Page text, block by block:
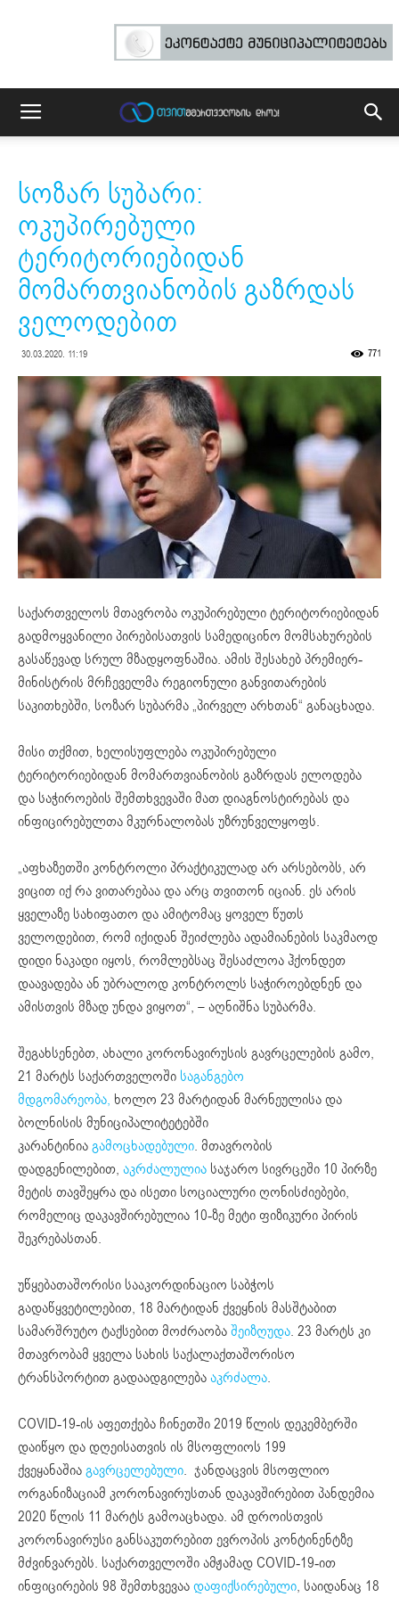
სოზარ სუბარი:
ოკუპირებული
ტერიტორიებიდან
მომართვიანობის გაზრდას
ველოდებით
30.03.2020. 11:19 771
საქართველოს მთავრობა ოკუპირებული ტერიტორიებიდან
გადმოყვანილი პირებისათვის სამედიცინო მომსახურების
გასაწევად სრულ მზადყოფნაშია. ამის შესახებ პრემიერ-
მინისტრის მრჩეველმა რეგიონული განვითარების
საკითხებში, სოზარ სუბარმა „პირველ არხთან“ განაცხადა.
მისი თქმით, ხელისუფლება ოკუპირებული
ტერიტორიებიდან მომართვიანობის გაზრდას ელოდება
და საჭიროების შემთხვევაში მათ დიაგნოსტირებას და
ინფიცირებულთა მკურნალობას უზრუნველყოფს.
„აფხაზეთში კონტროლი პრაქტიკულად არ არსებობს, არ
ვიცით იქ რა ვითარებაა და არც თვითონ იციან. ეს არის
ყველაზე სახიფათო და ამიტომაც ყოველ წუთს
ველოდებით, რომ იქიდან შეიძლება ადამიანების საკმაოდ
დიდი ნაკადი იყოს, რომლებსაც შესაძლოა ჰქონდეთ
დაავადება ან უბრალოდ კონტროლს საჭიროებდნენ და
ამისთვის მზად უნდა ვიყოთ“, – აღნიშნა სუბარმა.
შეგახსენებთ, ახალი კორონავირუსის გავრცელების გამო,
21 მარტს საქართველოში საგანგებო
მდგომარეობა, ხოლო 23 მარტიდან მარნეულისა და
ბოლნისის მუნიციპალიტეტებში
კარანტინიაგამოცხადებული. მთავრობის
დადგენილებით, აკრძალულია საჯარო სივრცეში 10 პირზე
მეტის თავშეყრა და ისეთი სოციალური ღონისძიებები,
რომელიც დაკავშირებულია 10-ზე მეტი ფიზიკური პირის
შეკრებასთან.
უწყებათაშორისი სააკორდინაციო საბჭოს
გადაწყვეტილებით, 18 მარტიდან ქვეყნის მასშტაბით
სამარშრუტო ტაქსებით მოძრაობაშეიზღუდა. 23 მარტს კი
მთავრობამ ყველა სახის საქალაქთაშორისო
ტრანსპორტით გადაადგილებააკრძალა.
COVID-19-ის აფეთქება ჩინეთში 2019 წლის დეკემბერში
დაიწყო და დღეისათვის ის მსოფლიოს 199
ქვეყანაშიაგავრცელებული. ჯანდაცვის მსოფლიო
ორგანიზაციამ კორონავირუსთან დაკავშირებით პანდემია
2020 წლის 11 მარტს გამოაცხადა. ამ დროისთვის
კორონავირუსი განსაკუთრებით ევროპის კონტინენტზე
მძვინვარებს. საქართველოში ამჟამად COVID-19-ით
ინფიცირების 98 შემთხვევაადაფიქსირებული, საიდანაც 18